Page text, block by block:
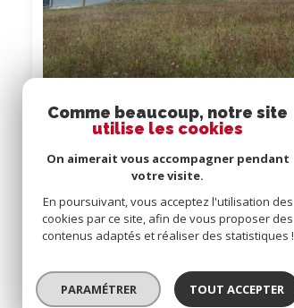
Terrains 3 739 m²
Lombez (32220)
Comme beaucoup, notre site
utilise les cookies
On aimerait vous accompagner pendant
votre visite.
En poursuivant, vous acceptez l'utilisation des
cookies par ce site, afin de vous proposer des
contenus adaptés et réaliser des statistiques !
PARAMÉTRER TOUT ACCEPTER